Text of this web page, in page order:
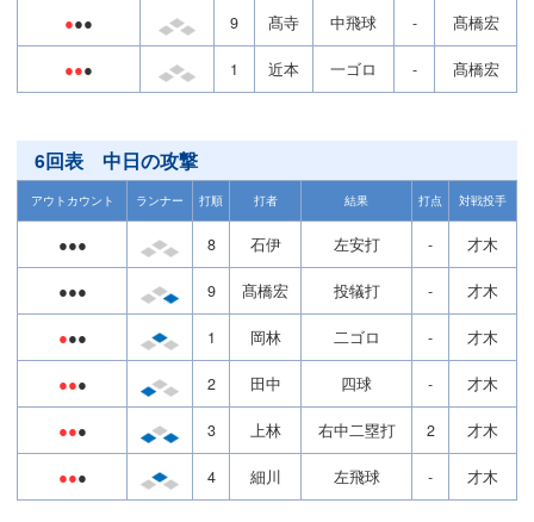
●●● 9 髙寺 中飛球 - 髙橋宏
●●● 1 近本 一ゴロ - 髙橋宏
6回表 中日の攻撃
アウトカウント ランナー 打順 打者 結果 打点 対戦投手
●●● 8 石伊 左安打 - 才木
●●● 9 髙橋宏 投犠打 - 才木
●●● 1 岡林 二ゴロ - 才木
●●● 2 田中 四球 - 才木
●●● 3 上林 右中二塁打 2 才木
●●● 4 細川 左飛球 - 才木